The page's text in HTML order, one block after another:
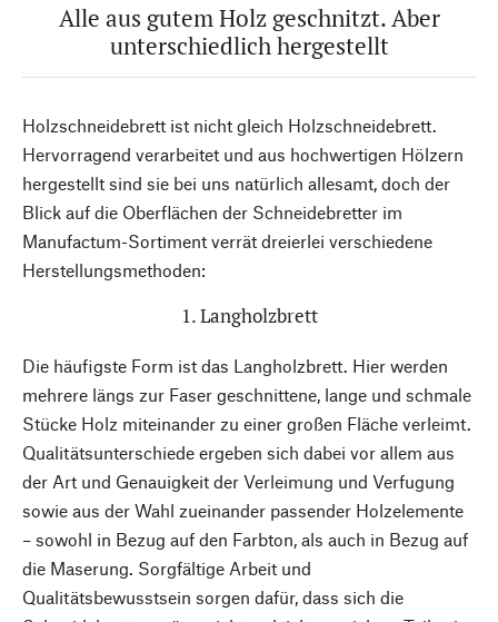
Alle aus gutem Holz geschnitzt. Aber
unterschiedlich hergestellt
Holzschneidebrett ist nicht gleich Holzschneidebrett.
Hervorragend verarbeitet und aus hochwertigen Hölzern
hergestellt sind sie bei uns natürlich allesamt, doch der
Blick auf die Oberflächen der Schneidebretter im
Manufactum-Sortiment verrät dreierlei verschiedene
Herstellungsmethoden:
1. Langholzbrett
Die häufigste Form ist das Langholzbrett. Hier werden
mehrere längs zur Faser geschnittene, lange und schmale
Stücke Holz miteinander zu einer großen Fläche verleimt.
Qualitätsunterschiede ergeben sich dabei vor allem aus
der Art und Genauigkeit der Verleimung und Verfugung
sowie aus der Wahl zueinander passender Holzelemente
– sowohl in Bezug auf den Farbton, als auch in Bezug auf
die Maserung. Sorgfältige Arbeit und
Qualitätsbewusstsein sorgen dafür, dass sich die